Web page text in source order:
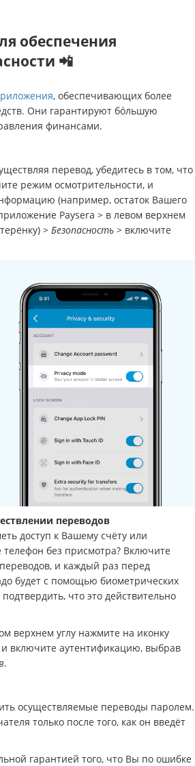
обеспечения
📲
, обеспечивающих более
Они гарантируют бóльшую
финансами.
перевод, убедитесь в том, что
режим осмотрительности, и
(например, остаток Вашего
Рaysera > в левом верхнем
> Безопасность> включите
переводов
доступ к Вашему счёту или
телефон без присмотра? Включите
и каждый раз перед
будет с помощью биометрических
что это действительно
верхнем углу нажмите на иконку
включите аутентификацию, выбрав
.
осуществляемые переводы паролем.
только после того, как он введёт
гарантией того, что Вы по ошибке